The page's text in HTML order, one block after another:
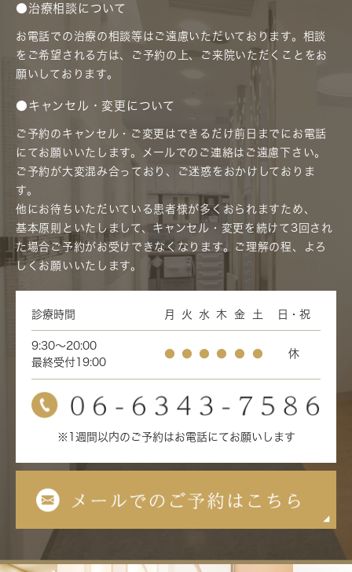
●治療相談について
お電話での治療の相談等はご遠慮いただいております。相談
をご希望される方は、ご予約の上、ご来院いただくことをお
願いしております。
●キャンセル・変更について
ご予約のキャンセル・ご変更はできるだけ前日までにお電話
にてお願いいたします。メールでのご連絡はご遠慮下さい。
ご予約が大変混み合っており、ご迷惑をおかけしておりま
す。
他にお待ちいただいている患者様が多くおられますため、
基本原則といたしまして、キャンセル・変更を続けて3回され
た場合ご予約がお受けできなくなります。ご理解の程、よろ
しくお願いいたします。
診療時間 月 火 水 木 金 土 日・祝
9:30～20:00
最終受付19:00
● ● ● ● ● ● 休
※1週間以内のご予約はお電話にてお願いします